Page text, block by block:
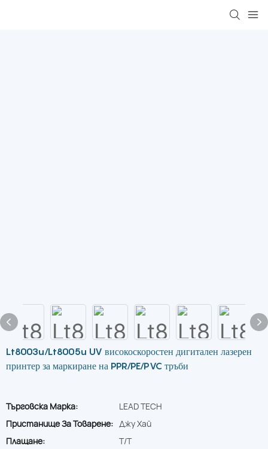
Lt8003u/Lt8005u UV високоскоростен дигитален лазерен
принтер за маркиране на PPR/PE/PVC тръби
Търговска Марка:
LEAD TECH
Пристанище За Товарене: Джу Хай
Плащане:
T/T